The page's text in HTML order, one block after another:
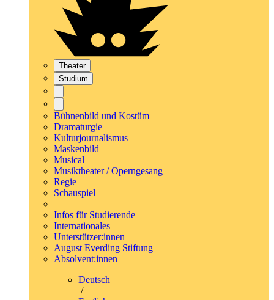
Theater
Studium
Bühnenbild und Kostüm
Dramaturgie
Kulturjournalismus
Maskenbild
Musical
Musiktheater / Operngesang
Regie
Schauspiel
Infos für Studierende
Internationales
Unterstützer:innen
August Everding Stiftung
Absolvent:innen
Deutsch
/